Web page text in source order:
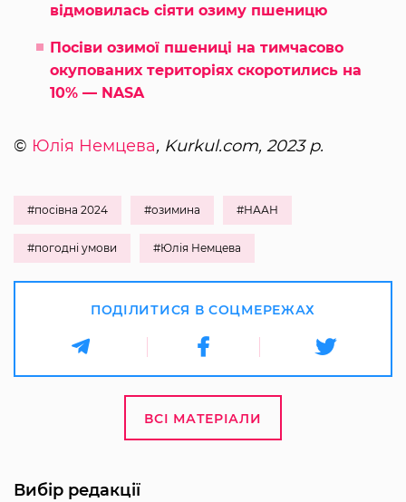
відмовилась сіяти озиму пшеницю
Посіви озимої пшениці на тимчасово
окупованих територіях скоротились на
10% — NASA
© Юлія Немцева, Kurkul.com, 2023 р.
#посівна 2024 #озимина #НААН
#погодні умови #Юлія Немцева
ПОДІЛИТИСЯ В СОЦМЕРЕЖАХ
ВСІ МАТЕРІАЛИ
Вибір редакції